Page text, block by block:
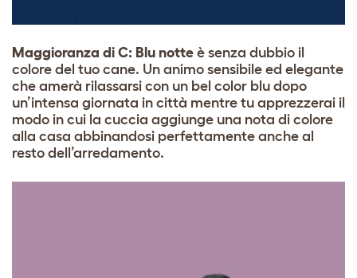
Maggioranza di C: Blu notte è senza dubbio il
colore del tuo cane. Un animo sensibile ed elegante
che amerà rilassarsi con un bel color blu dopo
un’intensa giornata in città mentre tu apprezzerai il
modo in cui la cuccia aggiunge una nota di colore
alla casa abbinandosi perfettamente anche al
resto dell’arredamento.